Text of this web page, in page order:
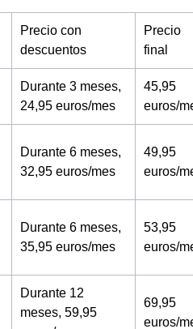
Precio con
descuentos
Precio
final
Durante 3 meses,
24,95 euros/mes
45,95
euros/
Durante 6 meses,
32,95 euros/mes
49,95
euros/
Durante 6 meses,
35,95 euros/mes
53,95
euros/
Durante 12
meses, 59,95
69,95
euros/